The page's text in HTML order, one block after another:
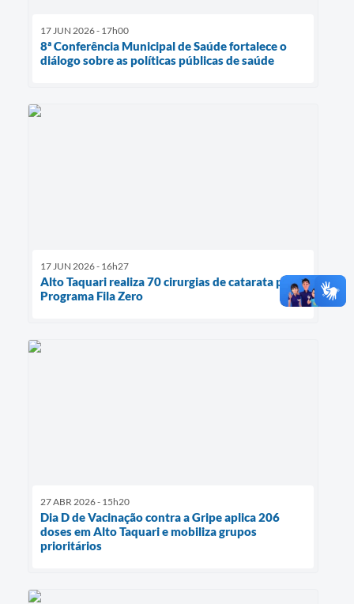
17 JUN 2026 - 17h00
8ª Conferência Municipal de Saúde fortalece o
diálogo sobre as políticas públicas de saúde
17 JUN 2026 - 16h27
Alto Taquari realiza 70 cirurgias de catarata pelo
Programa Fila Zero
27 ABR 2026 - 15h20
Dia D de Vacinação contra a Gripe aplica 206
doses em Alto Taquari e mobiliza grupos
prioritários